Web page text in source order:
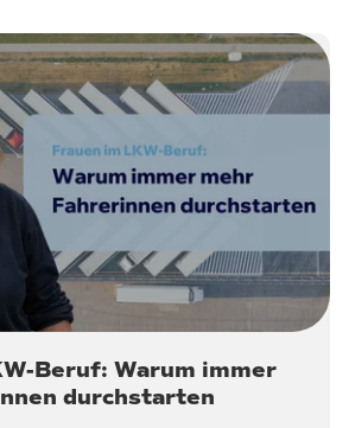
Beruf: Warum immer
durchstarten